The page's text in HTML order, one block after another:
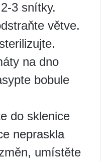
3 snítky.
větve.
na dno
bobule
do sklenice
nepraskla
umístěte